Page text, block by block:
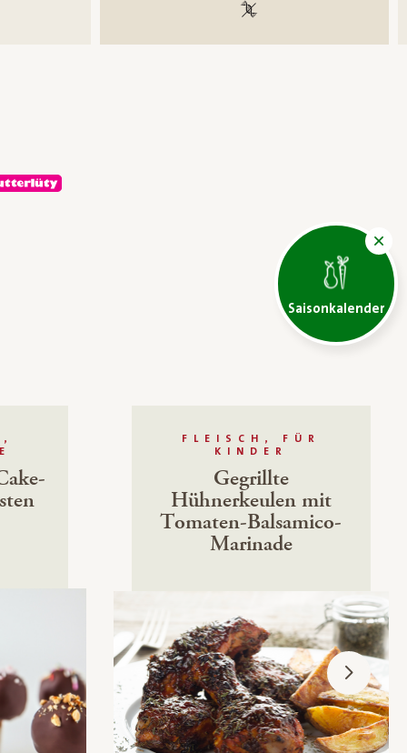
Saisonkalender
100 % gentechnikfrei
FLEISCH, FÜR
KINDER
Gegrillte
Hühnerkeulen mit
Tomaten-Balsamico-
Marinade